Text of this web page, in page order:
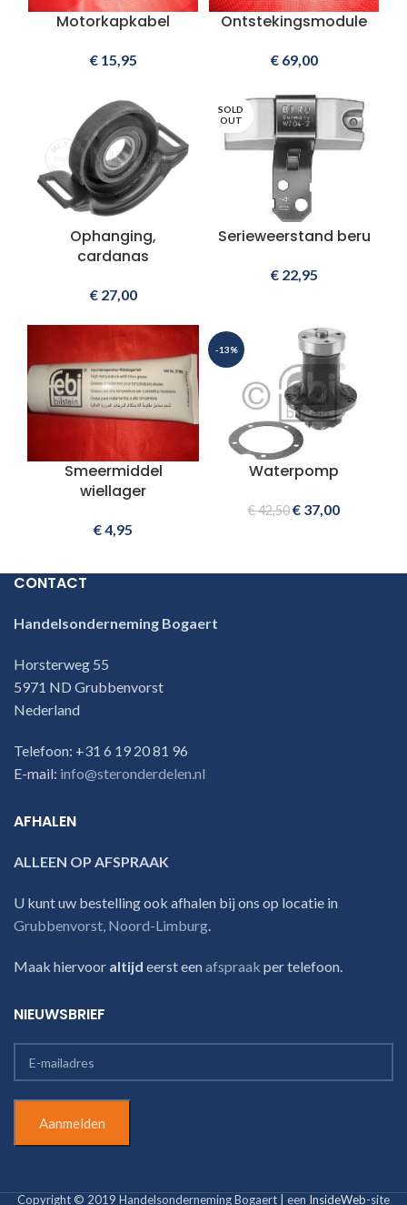
Motorkapkabel
€15,95
Ontstekingsmodule
€69,00
Ophanging,
cardanas
€27,00
SOLD
OUT
Serieweerstand beru
€22,95
Smeermiddel
wiellager
€4,95
-13%
Waterpomp
€42,50€ 37,00
CONTACT
Handelsonderneming Bogaert
Horsterweg 55
5971 ND Grubbenvorst
Nederland
Telefoon: +31 6 19 20 81 96
E-mail: info@steronderdelen.nl
AFHALEN
ALLEEN OP AFSPRAAK
U kunt uw bestelling ook afhalen bij ons op locatie in
Grubbenvorst, Noord-Limburg.
Maak hiervoor altijd eerst eenafspraak per telefoon.
NIEUWSBRIEF
Copyright © 2019 Handelsonderneming Bogaert | een InsideWeb-site